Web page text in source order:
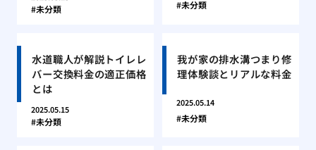
未分類 未分類
水道職人が解説トイレレ
バー交換料金の適正価格
とは
2025.05.15
未分類
我が家の排水溝つまり修
理体験談とリアルな料金
2025.05.14
未分類